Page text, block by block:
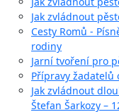
Jak zvládnout
Cesty Romů -
rodiny
Jarní tvoření pro
Přípravy žadatelů
Jak zvládnout
Štefan Šarkozy –